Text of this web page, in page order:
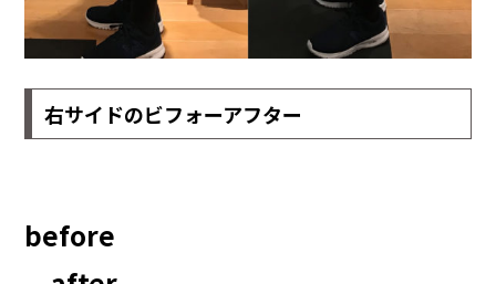
右サイドのビフォーアフター
before